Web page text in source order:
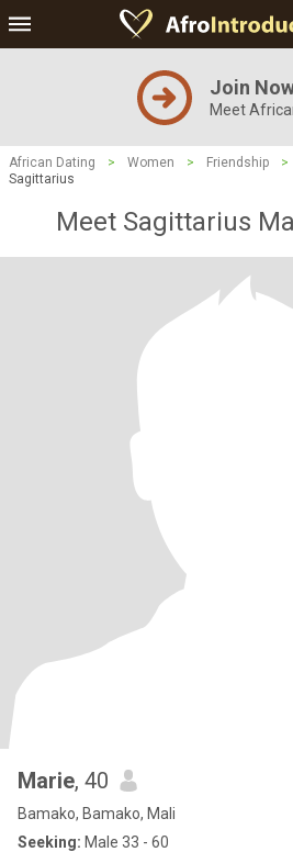
Join
Meet
African Dating > Women > Friendship >
Sagittarius
Meet Sagittarius
Marie, 40
Bamako, Bamako, Mali
Seeking: Male 33 - 60